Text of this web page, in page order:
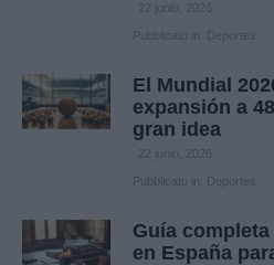
22 junio, 2026
Pubblicato in: Deportes
El Mundial
expansión a
gran idea
22 junio, 2026
Pubblicato in: Deportes
Guía
en España